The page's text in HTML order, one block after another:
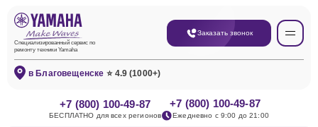
Специализированный сервис по
ремонту техники Yamaha
Заказать звонок
в Благовещенске ⭐ 4.9 (1000+)
+7 (800) 100-49-87
БЕСПЛАТНО для всех регионов
+7 (800) 100-49-87
Ежедневно с 9:00 до 21:00